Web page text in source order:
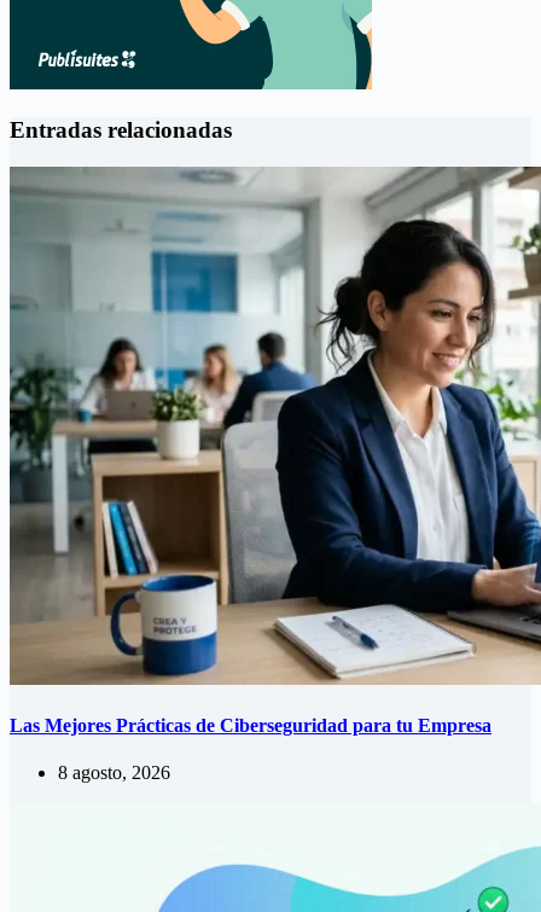
Entradas relacionadas
Las Mejores Prácticas de Ciberseguridad para tu Empresa
8 agosto, 2026